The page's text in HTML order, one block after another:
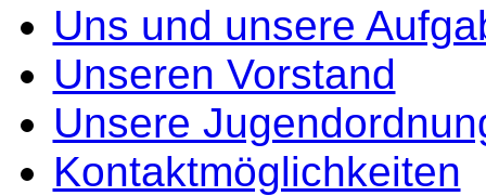
Uns und unsere
Unseren Vorstand
Unsere
Kontaktmöglichkeiten